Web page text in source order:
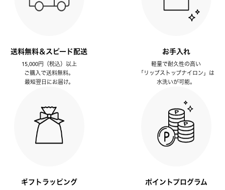
送料無料＆スピード配送
15,000円（税込）以上
ご購入で送料無料。
最短翌日にお届け。
お手入れ
軽量で耐久性の高い
「リップストップナイロン」は
水洗いが可能。
ギフトラッピング ポイントプログラム